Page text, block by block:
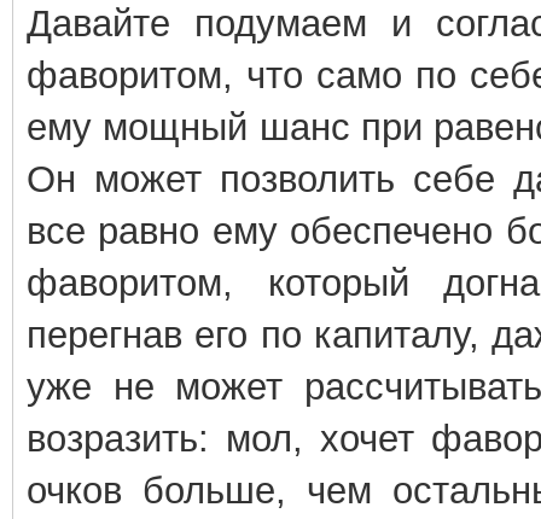
Давайте подумаем и
фаворитом, что само по
ему мощный шанс при
Он может позволить себе
все равно ему обеспечено
фаворитом, который
перегнав его по капиталу,
уже не может
возразить: мол, хочет
очков больше, чем